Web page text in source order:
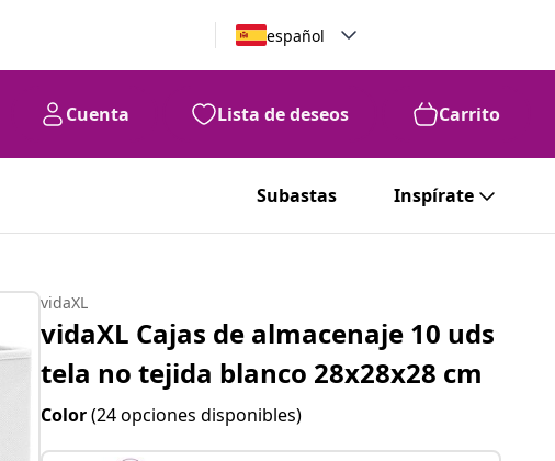
español
Cuenta Lista de deseos Carrito
Subastas Inspírate
vidaXL
vidaXL Cajas de almacenaje 10 uds
tela no tejida blanco 28x28x28 cm
Color(24 opciones disponibles)